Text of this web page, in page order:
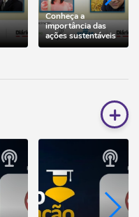
Conheça a
importância das
ações sustentáveis
+